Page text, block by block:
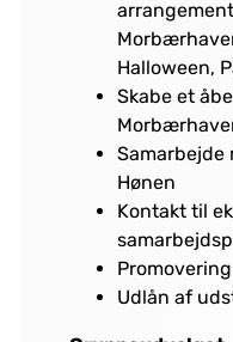
Halloween,
Skabe et
Hønen
Kontakt til
Udlån af